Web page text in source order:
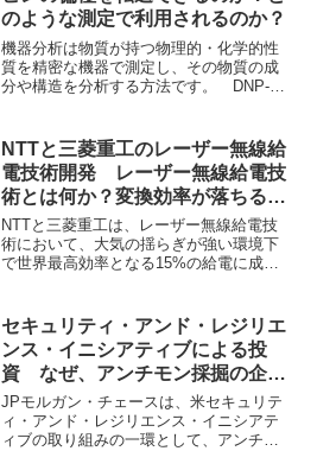
す。
のような測定で利用されるのか？
機器分析は物質が持つ物理的・化学的性
質を精密な機器で測定し、その物質の成
分や構造を分析する方法です。 DNP-
を劇的に向上させる技術です。なぜスピ
ンを転送できるのかやその応用にどのよ
うなものがあるのかを知ることができま
す。
NTTと三菱重工のレーザー無線給
電技術開発 レーザー無線給電技
術とは何か？変換効率が落ちる理
由は何か？
NTTと三菱重工は、レーザー無線給電技
術において、大気の揺らぎが強い環境下
で世界最高効率となる15%の給電に成功
ぎをどうやって克服したのかを知ること
ができます。
セキュリティ・アンド・レジリエ
ンス・イニシアティブによる投
資 なぜ、アンチモン採掘の企業
に投資したのか？
JPモルガン・チェースは、米セキュリテ
ィ・アンド・レジリエンス・イニシアテ
ィブの取り組みの一環として、アンチモ